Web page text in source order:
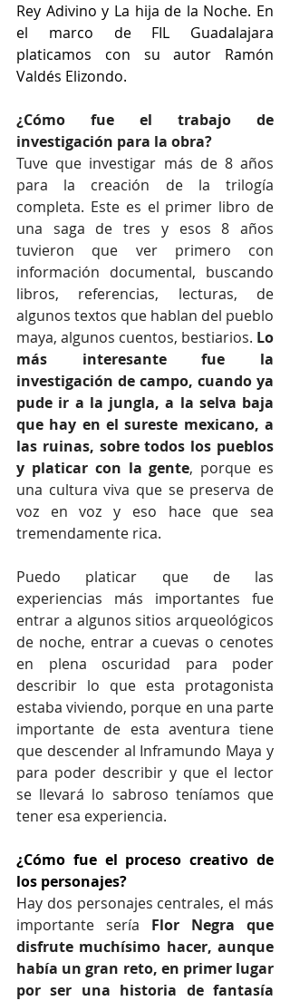
Rey Adivino y La hija de la Noche. En
el marco de FIL Guadalajara
platicamos con su autor Ramón
Valdés Elizondo.
¿Cómo fue el trabajo de
investigación para la obra?
Tuve que investigar más de 8 años
para la creación de la trilogía
completa. Este es el primer libro de
una saga de tres y esos 8 años
tuvieron que ver primero con
información documental, buscando
libros, referencias, lecturas, de
algunos textos que hablan del pueblo
maya, algunos cuentos, bestiarios. Lo
más interesante fue la
investigación de campo, cuando ya
pude ir a la jungla, a la selva baja
que hay en el sureste mexicano, a
las ruinas, sobre todos los pueblos
y platicar con la gente, porque es
una cultura viva que se preserva de
voz en voz y eso hace que sea
tremendamente rica.
Puedo platicar que de las
experiencias más importantes fue
entrar a algunos sitios arqueológicos
de noche, entrar a cuevas o cenotes
en plena oscuridad para poder
describir lo que esta protagonista
estaba viviendo, porque en una parte
importante de esta aventura tiene
que descender al Inframundo Maya y
para poder describir y que el lector
se llevará lo sabroso teníamos que
tener esa experiencia.
¿Cómo fue el proceso creativo de
los personajes?
Hay dos personajes centrales, el más
importante sería Flor Negra que
disfrute muchísimo hacer, aunque
había un gran reto, en primer lugar
por ser una historia de fantasía